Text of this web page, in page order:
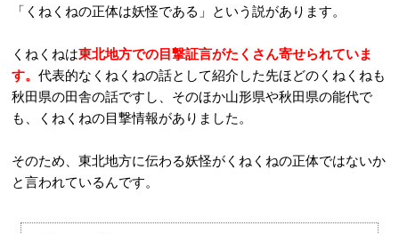
「くねくねの正体は妖怪である」という説があります。
くねくねは東北地方での目撃証言がたくさん寄せられていま
す。 代表的なくねくねの話として紹介した先ほどのくねくねも
秋田県の田舎の話ですし、そのほか山形県や秋田県の能代で
も、くねくねの目撃情報がありました。
そのため、東北地方に伝わる妖怪がくねくねの正体ではないか
と言われているんです。